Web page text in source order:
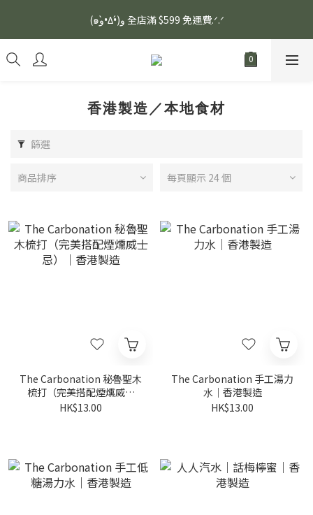
安眠熟睡、穩定血壓、瞓醒精神更集中🌿ASONE GABA TEA 如一
舒眠茶（15入）｜優質養生高山茶
(๑و•̀Δ•́)و 全店滿 $599 免運費.ᐟ.ᐟ
安眠熟睡、穩定血壓、瞓醒精神更集中🌿ASONE GABA TEA 如一
舒眠茶（15入）｜優質養生高山茶
香港製造／本地食材
篩選
商品排序 每頁顯示 24 個
The Carbonation 秘魯聖⽊
梳打（完美搭配煙燻威⼠
忌）｜香港製造
HK$13.00
The Carbonation 手工湯⼒
⽔｜香港製造
HK$13.00